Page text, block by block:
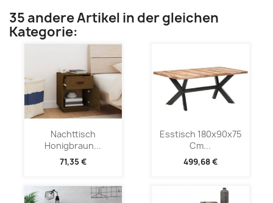
35 andere Artikel in der gleichen
Kategorie:
Nachttisch
Honigbraun...
71,35 €
Esstisch 180x90x75
Cm...
499,68 €